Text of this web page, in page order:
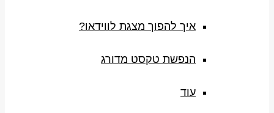
איך להפוך מצגת לווידאו?
הנפשת טקסט מדורג
עוד